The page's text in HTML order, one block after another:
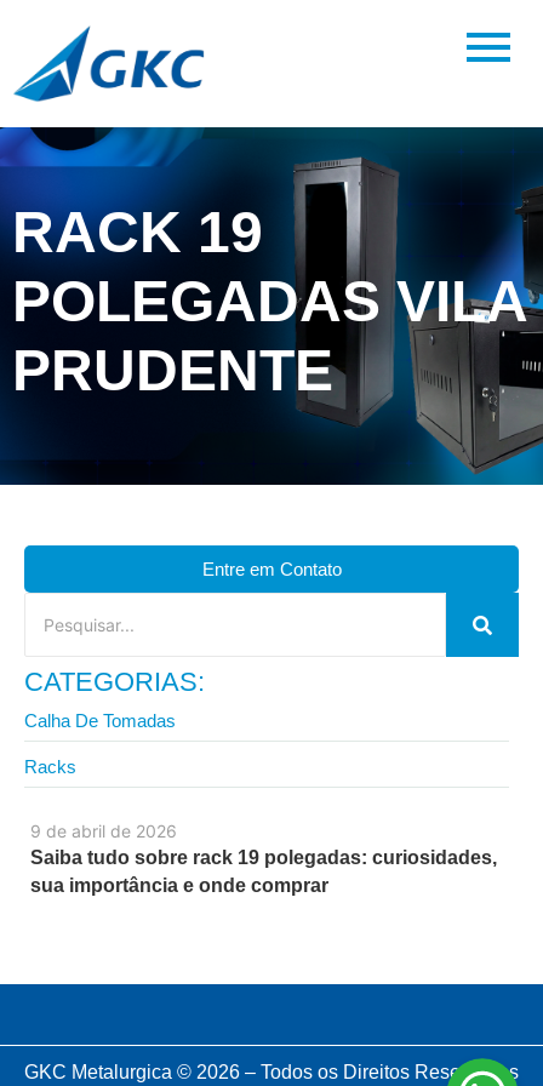
RACK 19
POLEGADAS VILA
PRUDENTE
9 de abril de 2026
Saiba tudo sobre rack 19 polegadas: curiosidades,
sua importância e onde comprar
Entre em Contato
CATEGORIAS:
Calha De Tomadas
Racks
GKC Metalurgica © 2026 – Todos os Direitos Reservados